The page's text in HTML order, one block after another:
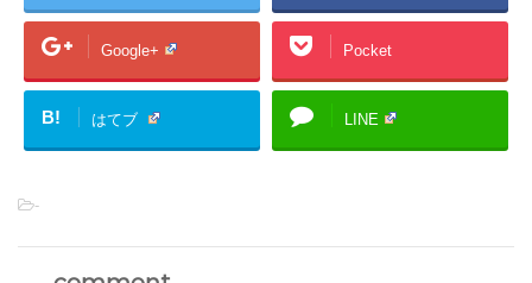
Google+ Pocket
B! はてブ LINE
-